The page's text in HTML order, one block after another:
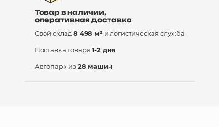
Товар в наличии,
оперативная доставка
Свой склад 8 498 м² и логистическая служба
Поставка товара 1-2 дня
Автопарк из 28 машин